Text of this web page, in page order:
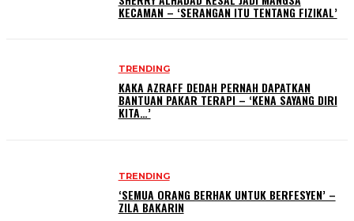
KECAMAN – ‘SERANGAN ITU TENTANG FIZIKAL’
TRENDING
KAKA AZRAFF DEDAH PERNAH DAPATKAN
BANTUAN PAKAR TERAPI – ‘KENA SAYANG DIRI
KITA…’
TRENDING
‘SEMUA ORANG BERHAK UNTUK BERFESYEN’ –
ZILA BAKARIN